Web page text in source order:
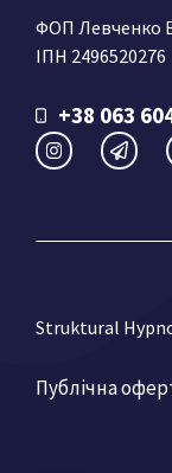
ФОП Левченко
ІПН 2496520276
+38 063
Struktural
Публічна